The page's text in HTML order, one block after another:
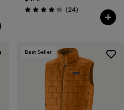
Valoración: 4.3 / 5
(24Comentarios
)
Best Seller